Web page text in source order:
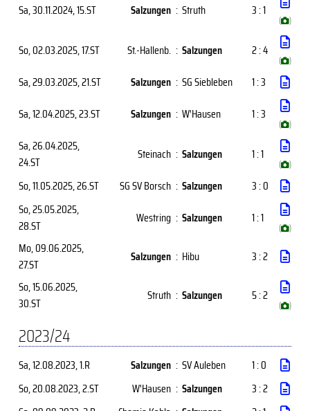
Sa, 30.11.2024, 15.ST Salzungen : Struth 3 : 1
( )
So, 02.03.2025, 17.ST St.-Hallenb. : Salzungen 2 : 4
( )
Sa, 29.03.2025, 21.ST Salzungen : SG Siebleben
1 : 3
Sa, 12.04.2025, 23.ST Salzungen : W'Hausen 1 : 3
( )
Sa, 26.04.2025,
24.ST
Steinach : Salzungen 1 : 1
( )
So, 11.05.2025, 26.ST SG SV Borsch : Salzungen
3 : 0
So, 25.05.2025,
28.ST
Westring : Salzungen 1 : 1
( )
Mo, 09.06.2025,
27.ST
Salzungen : Hibu
3 : 2
So, 15.06.2025,
30.ST
Struth : Salzungen 5 : 2
( )
2023/24
Sa, 12.08.2023, 1.R Salzungen : SV Auleben
1 : 0
So, 20.08.2023, 2.ST W'Hausen : Salzungen
3 : 2